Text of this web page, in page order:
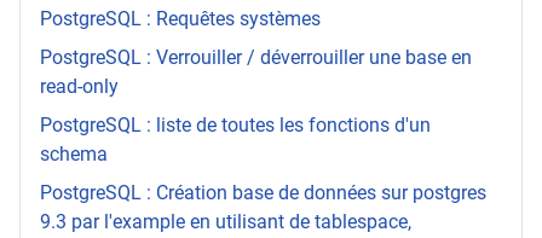
PostgreSQL : Requêtes systèmes
PostgreSQL : Verrouiller / déverrouiller une base en
read-only
PostgreSQL : liste de toutes les fonctions d'un
schema
PostgreSQL : Création base de données sur postgres
9.3 par l'example en utilisant de tablespace,